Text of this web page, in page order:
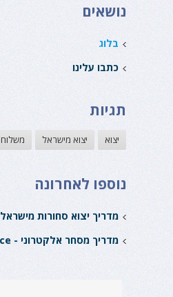
נושאים
בלוג
כתבו עלינו
תגיות
יצוא יצוא מישראל משלוח
נוספו לאחרונה
מדריך יצוא סחורות מישראל
מדריך מסחר אלקטרוני - E-commerce